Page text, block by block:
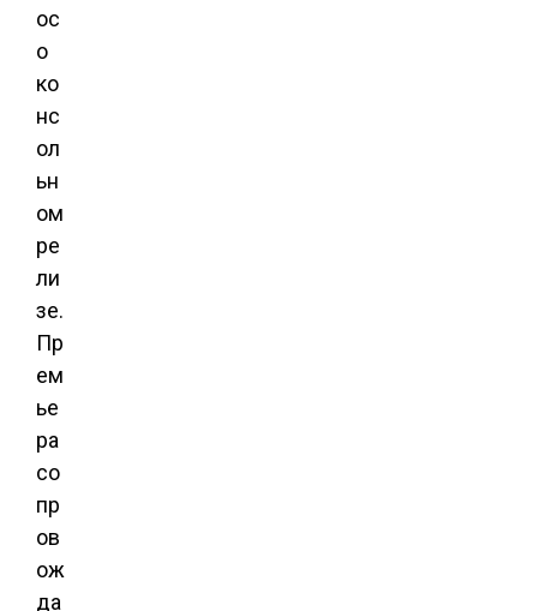
ос
о
ко
нс
ол
ьн
ом
ре
ли
зе.
Пр
ем
ье
ра
со
пр
ов
ож
да